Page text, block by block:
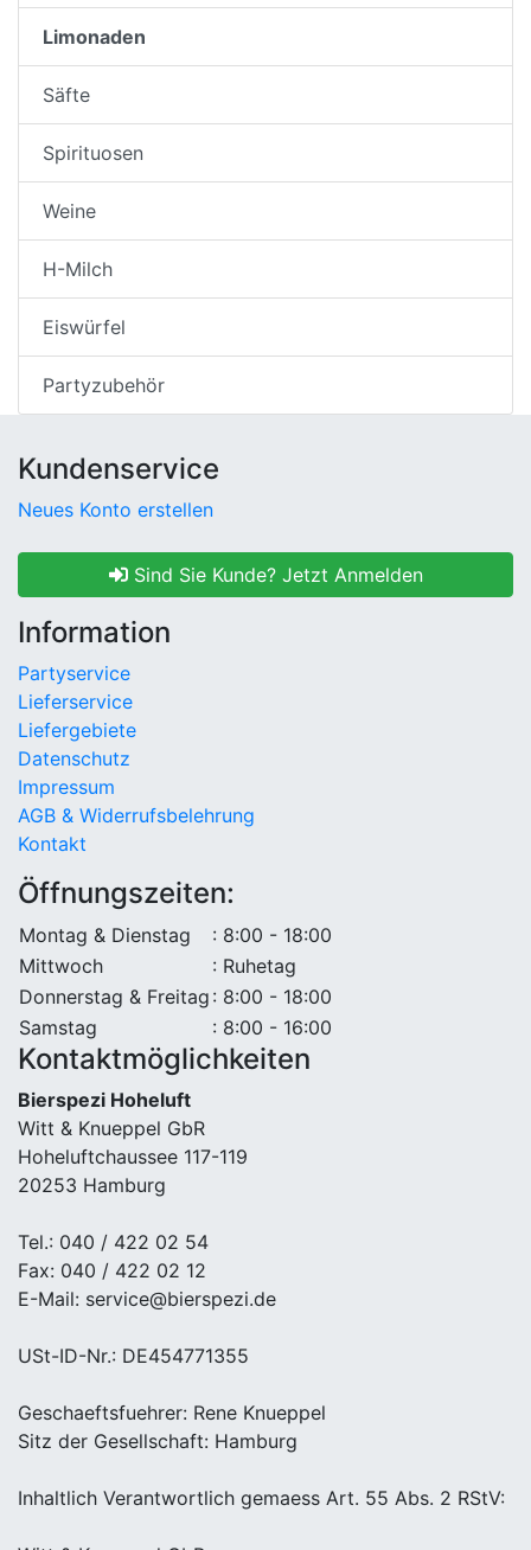
Limonaden
Säfte
Spirituosen
Weine
H-Milch
Eiswürfel
Partyzubehör
Kundenservice
Neues Konto erstellen
Sind Sie Kunde? Jetzt Anmelden
Information
Partyservice
Lieferservice
Liefergebiete
Datenschutz
Impressum
AGB & Widerrufsbelehrung
Kontakt
Öffnungszeiten:
Montag & Dienstag
: 8:00 - 18:00
Mittwoch
: Ruhetag
Donnerstag & Freitag : 8:00 - 18:00
Samstag
: 8:00 - 16:00
Kontaktmöglichkeiten
Bierspezi Hoheluft
Witt & Knueppel GbR
Hoheluftchaussee 117-119
20253 Hamburg
Tel.: 040 / 422 02 54
Fax: 040 / 422 02 12
E-Mail: service@bierspezi.de
USt-ID-Nr.: DE454771355
Geschaeftsfuehrer: Rene Knueppel
Sitz der Gesellschaft: Hamburg
Inhaltlich Verantwortlich gemaess Art. 55 Abs. 2 RStV: